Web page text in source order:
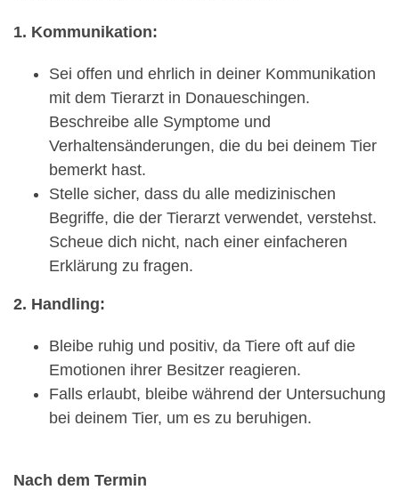
1. Kommunikation:
Sei offen und ehrlich in deiner Kommunikation
mit dem Tierarzt in Donaueschingen.
Beschreibe alle Symptome und
Verhaltensänderungen, die du bei deinem Tier
bemerkt hast.
Stelle sicher, dass du alle medizinischen
Begriffe, die der Tierarzt verwendet, verstehst.
Scheue dich nicht, nach einer einfacheren
Erklärung zu fragen.
2. Handling:
Bleibe ruhig und positiv, da Tiere oft auf die
Emotionen ihrer Besitzer reagieren.
Falls erlaubt, bleibe während der Untersuchung
bei deinem Tier, um es zu beruhigen.
Nach dem Termin